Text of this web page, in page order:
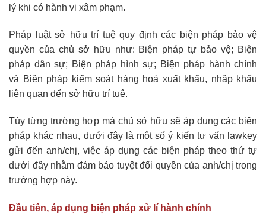
lý khi có hành vi xâm phạm.
Pháp luật sở hữu trí tuệ quy định các biện pháp bảo vệ
quyền của chủ sở hữu như: Biện pháp tự bảo vệ; Biện
pháp dân sự; Biện pháp hình sự; Biện pháp hành chính
và Biện pháp kiểm soát hàng hoá xuất khẩu, nhập khẩu
liên quan đến sở hữu trí tuệ.
Tùy từng trường hợp mà chủ sở hữu sẽ áp dụng các biện
pháp khác nhau, dưới đây là một số ý kiến tư vấn lawkey
gửi đến anh/chị, việc áp dụng các biện pháp theo thứ tự
dưới đây nhằm đảm bảo tuyệt đối quyền của anh/chị trong
trường hợp này.
Đầu tiên, áp dụng biện pháp xử lí hành chính